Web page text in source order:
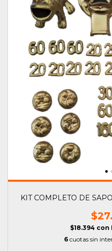
KIT COMPLETO DE
$18.394 con
6 cuotas sin